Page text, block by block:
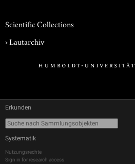
Scientific Collections
›Lautarchiv
Erkunden
Systematik
Nutzungsrechte
Sign in for research access